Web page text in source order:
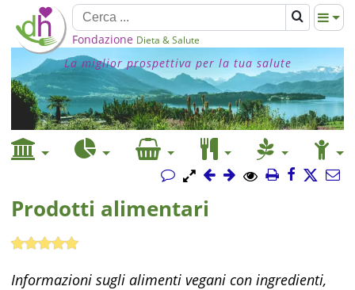
Fondazione Dieta & Salute
La miglior prospettiva per la tua salute
Prodotti alimentari
Informazioni sugli alimenti vegani con ingredienti,